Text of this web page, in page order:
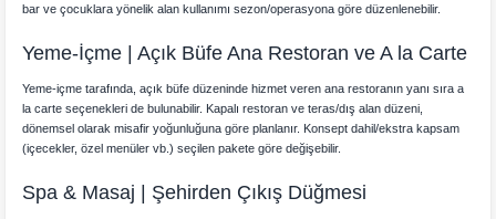
bar ve çocuklara yönelik alan kullanımı sezon/operasyona göre düzenlenebilir.
Yeme-İçme | Açık Büfe Ana Restoran ve A la Carte
Yeme-içme tarafında, açık büfe düzeninde hizmet veren ana restoranın yanı sıra a
la carte seçenekleri de bulunabilir. Kapalı restoran ve teras/dış alan düzeni,
dönemsel olarak misafir yoğunluğuna göre planlanır. Konsept dahil/ekstra kapsam
(içecekler, özel menüler vb.) seçilen pakete göre değişebilir.
Spa & Masaj | Şehirden Çıkış Düğmesi